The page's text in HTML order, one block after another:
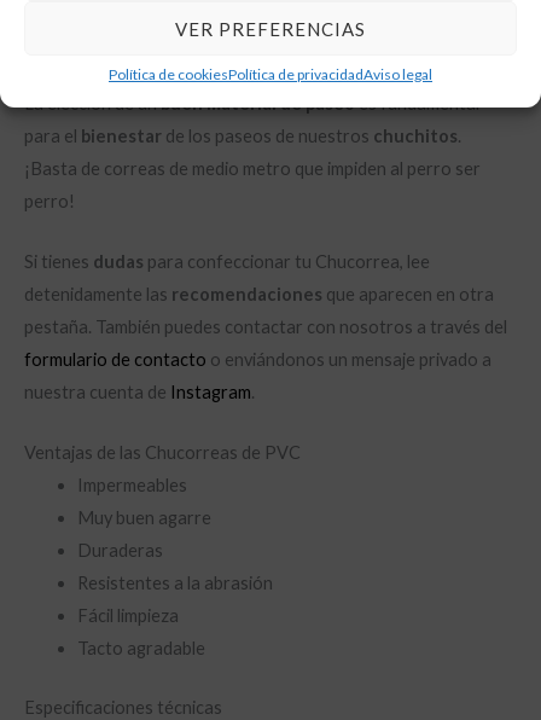
VER PREFERENCIAS
Política de cookiesPolítica de privacidadAviso legal
metros) e indicarlo en el apartado de «Otras observaciones».
La elección de unbuen material de paseoes fundamental
para el bienestar de los paseos de nuestros chuchitos.
¡Basta de correas de medio metro que impiden al perro ser
perro!
Si tienes dudas para confeccionar tu Chucorrea, lee
detenidamente las recomendaciones que aparecen en otra
pestaña. También puedes contactar con nosotros a través del
formulario de contacto o enviándonos un mensaje privado a
nuestra cuenta de Instagram.
Ventajas de las Chucorreas de PVC
Impermeables
Muy buen agarre
Duraderas
Resistentes a la abrasión
Fácil limpieza
Tacto agradable
Especificaciones técnicas